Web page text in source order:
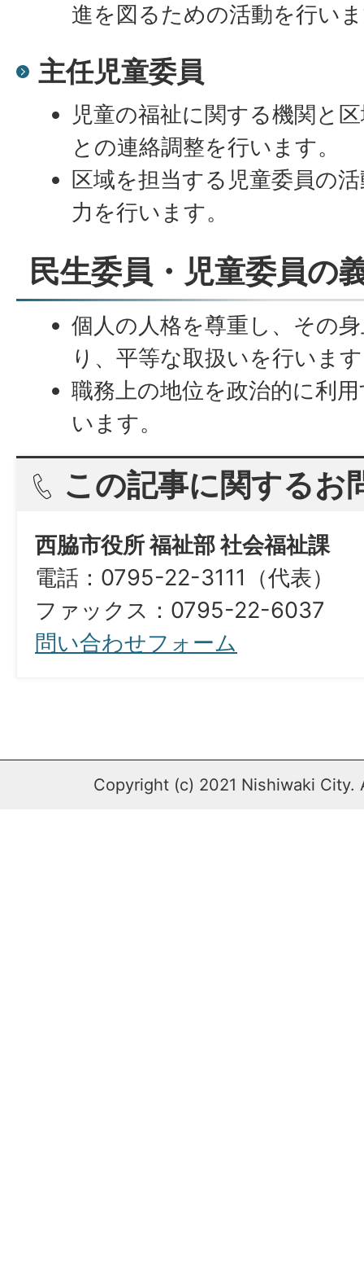
進を図るための活動を行い
主任児童委員
児童の福祉に関する機関と
との連絡調整を行います。
区域を担当する児童委員の
力を行います。
民生委員・児童委員の
個人の人格を尊重し、その
り、平等な取扱いを行いま
職務上の地位を政治的に利
います。
この記事に関するお
西脇市役所 福祉部 社会福祉課
電話：0795-22-3111（代表）​​​​​​​
ファックス：0795-22-6037
問い合わせフォーム
Copyright (c) 2021 Nishiwaki City.